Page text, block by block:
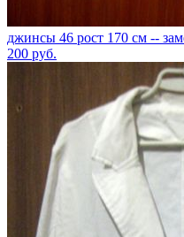
джинсы 46 рост 170 см --
200 руб.